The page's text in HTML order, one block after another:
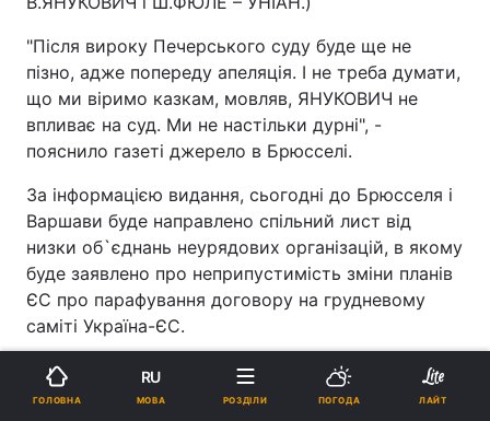
"Після вироку Печерського суду буде ще не
пізно, адже попереду апеляція. І не треба думати,
що ми віримо казкам, мовляв, ЯНУКОВИЧ не
впливає на суд. Ми не настільки дурні", -
пояснило газеті джерело в Брюсселі.
За інформацією видання, сьогодні до Брюсселя і
Варшави буде направлено спільний лист від
низки об`єднань неурядових організацій, в якому
буде заявлено про неприпустимість зміни планів
ЄС про парафування договору на грудневому
саміті Україна-ЄС.
"Це дасть українській владі додаткові стимули
для проведення демократичних і економічних
ГОЛОВНА
RU
МОВА РОЗДІЛИ ПОГОДА ЛАЙТ